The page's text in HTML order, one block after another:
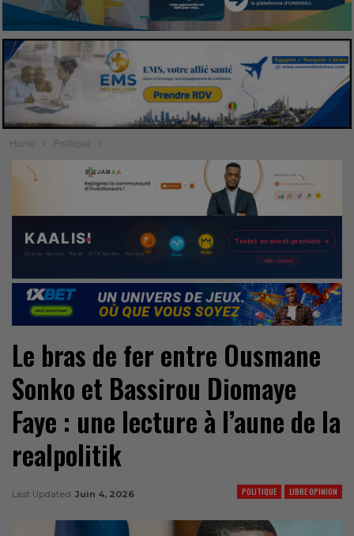
Home Politique
Le bras de fer entre Ousmane
Sonko et Bassirou Diomaye
Faye : une lecture à l’aune de la
realpolitik
POLITIQUE LIBRE OPINION
Last Updated Juin 4, 2026